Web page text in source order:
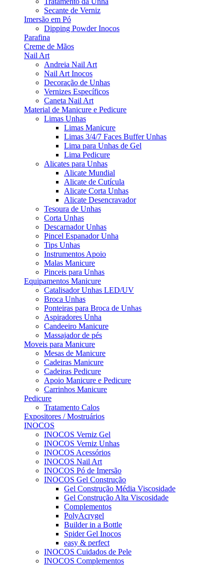
Secante de Verniz
Imersão em Pó
Dipping Powder Inocos
Parafina
Creme de Mãos
Nail Art
Andreia Nail Art
Nail Art Inocos
Decoração de Unhas
Vernizes Específicos
Caneta Nail Art
Material de Manicure e Pedicure
Limas Unhas
Limas Manicure
Limas 3/4/7 Faces Buffer Unhas
Lima para Unhas de Gel
Lima Pedicure
Alicates para Unhas
Alicate Mundial
Alicate de Cutícula
Alicate Corta Unhas
Alicate Desencravador
Tesoura de Unhas
Corta Unhas
Descarnador Unhas
Pincel Espanador Unha
Tips Unhas
Instrumentos Apoio
Malas Manicure
Pinceis para Unhas
Equipamentos Manicure
Catalisador Unhas LED/UV
Broca Unhas
Ponteiras para Broca de Unhas
Aspiradores Unha
Candeeiro Manicure
Massajador de pés
Moveis para Manicure
Mesas de Manicure
Cadeiras Manicure
Cadeiras Pedicure
Apoio Manicure e Pedicure
Carrinhos Manicure
Pedicure
Tratamento Calos
Expositores / Mostruários
INOCOS
INOCOS Verniz Gel
INOCOS Verniz Unhas
INOCOS Acessórios
INOCOS Nail Art
INOCOS Pó de Imersão
INOCOS Gel Construção
Gel Construção Média Viscosidade
Gel Construção Alta Viscosidade
Complementos
PolyAcrygel
Builder in a Bottle
Spider Gel Inocos
easy & perfect
INOCOS Cuidados de Pele
INOCOS Complementos